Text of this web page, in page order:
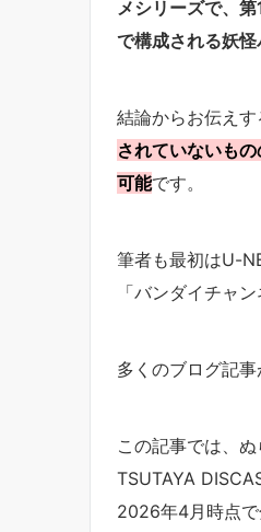
メシリーズで、
で構成される妖怪
結論からお伝えす
されていないも
可能です。
筆者も最初はU-
「バンダイチャ
多くのブログ記
この記事では、
TSUTAYA
2026年4月時点